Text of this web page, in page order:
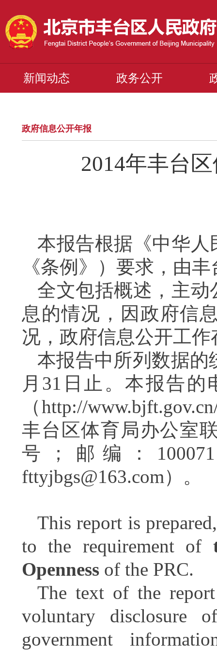
新闻动态 政务公开
政府信息公开年报
2014年丰台
本报告根据《中华
《条例》）要求 ，由丰
全文包括概述，主
息的情况， 因政府信
况，政府信息公开工
本报告中所列数据的
月 31 日止。本报告的
（http://
丰台区体育局办公室
号；邮编： 100071
fttyjbgs@163.com）。
This report is
to the requirement of
Openness of the PRC.
The text of the
voluntary disclosure
government